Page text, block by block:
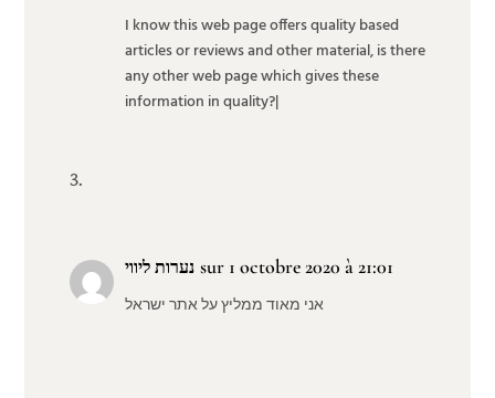
I know this web page offers quality based
articles or reviews and other material, is there
any other web page which gives these
information in quality?|
נערות ליווי sur 1 octobre 2020 à 21:01
אני מאוד ממליץ על אתר ישראל